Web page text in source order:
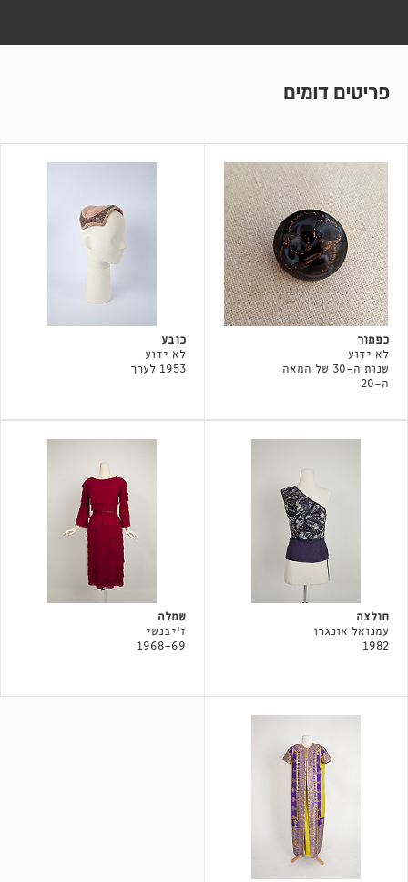
פריטים דומים
כפתור
לא ידוע
שנות ה-30 של המאה
ה-20
כובע
לא ידוע
1953 לערך
חולצה
עמנואל אונגרו
1982
שמלה
ז'יבנשי
1968-69